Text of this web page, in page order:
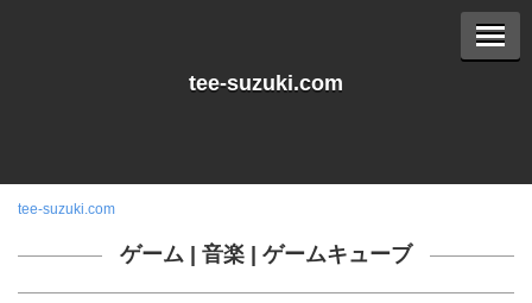
tee-suzuki.com
tee-suzuki.com
ゲーム 音楽 ゲームキューブ